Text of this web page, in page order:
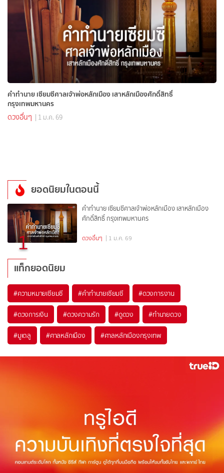
คำทำนาย เซียมซีศาลเจ้าพ่อหลักเมือง เสาหลักเมืองศักดิ์สิทธิ์
กรุงเทพมหานคร
ดวงอื่นๆ | 1 ม.ค. 69
ยอดนิยมในตอนนี้
1
คำทำนาย เซียมซีศาลเจ้าพ่อหลักเมือง เสาหลักเมือง
ศักดิ์สิทธิ์ กรุงเทพมหานคร
ดวงอื่นๆ | 1 ม.ค. 69
แท็กยอดนิยม
#ความหมายเซียมซี #คำทำนายเซียมซี #ดวงการงาน
#ดวงการเงิน #ดวงความรัก #ดูดวง #ทำนายดวง
#มูเตลู #ศาลหลักเมือง #ศาลหลักเมืองกรุงเทพ